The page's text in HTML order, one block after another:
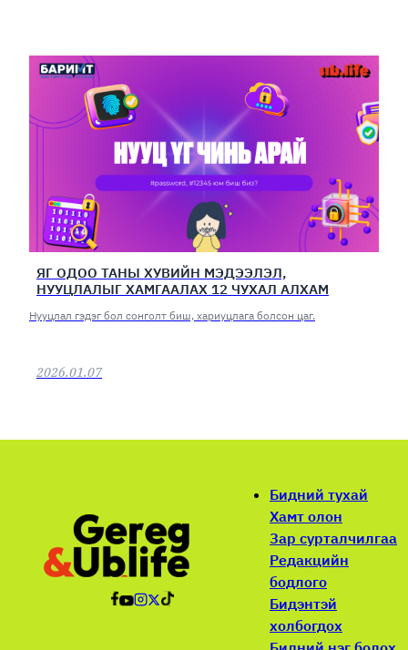
ЯГ ОДОО ТАНЫ ХУВИЙН МЭДЭЭЛЭЛ,
НУУЦЛАЛЫГ ХАМГААЛАХ 12 ЧУХАЛ АЛХАМ
Нууцлал гэдэг бол сонголт биш, хариуцлага болсон цаг.
2026.01.07
Бидний тухай
Хамт олон
Зар сурталчилгаа
Редакцийн
бодлого
Бидэнтэй
холбогдох